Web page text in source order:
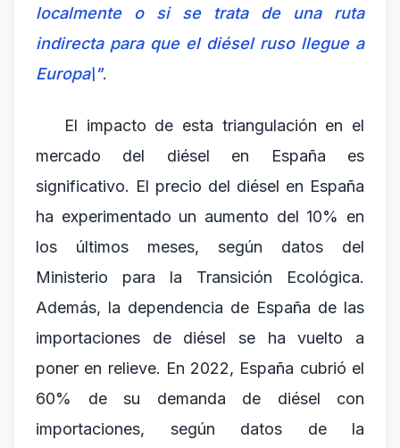
localmente o si se trata de una ruta
indirecta para que el diésel ruso llegue a
Europa\".
El impacto de esta triangulación en el
mercado del diésel en España es
significativo. El precio del diésel en España
ha experimentado un aumento del 10% en
los últimos meses, según datos del
Ministerio para la Transición Ecológica.
Además, la dependencia de España de las
importaciones de diésel se ha vuelto a
poner en relieve. En 2022, España cubrió el
60% de su demanda de diésel con
importaciones, según datos de la